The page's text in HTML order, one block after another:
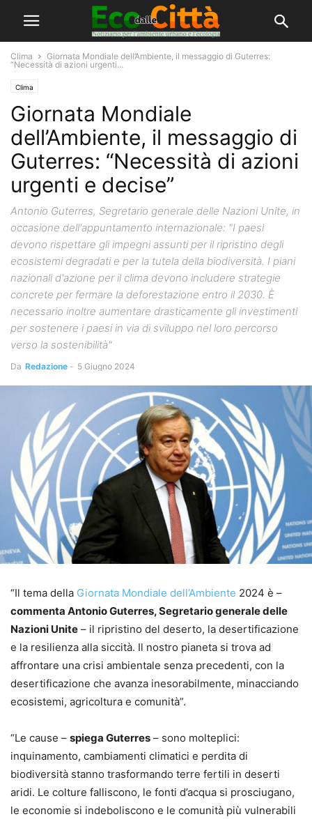
Clima
Giornata Mondiale dell’Ambiente, il messaggio di Guterres:
“Necessità di azioni urgenti...
Clima
Giornata Mondiale
dell’Ambiente, il messaggio di
Guterres: “Necessità di azioni
urgenti e decise”
Antonio Guterres, Segretario generale delle Nazioni Unite, in
occasione dell'appuntamento internazionale: "I paesi
devono rispettare gli impegni assunti per il ripristino degli
ecosistemi degradati e per la tutela della biodiversità. I piani
nazionali d'azione per il clima devono includere strategie
concrete per fermare la deforestazione entro il 2030. È
necessario inoltre aumentare drasticamente gli investimenti
per sostenere i paesi in via di sviluppo nel loro percorso
verso la sostenibilità"
Da Redazione - 5 Giugno 2024
“Il tema della Giornata Mondiale dell’Ambiente 2024 è –
commenta Antonio Guterres, Segretario generale delle
Nazioni Unite – il ripristino del deserto, la desertificazione
e la resilienza alla siccità. Il nostro pianeta si trova ad
affrontare una crisi ambientale senza precedenti, con la
desertificazione che avanza inesorabilmente, minacciando
ecosistemi, agricoltura e comunità”.
“Le cause – spiega Guterres – sono molteplici:
inquinamento, cambiamenti climatici e perdita di
biodiversità stanno trasformando terre fertili in deserti
aridi. Le colture falliscono, le fonti d’acqua si prosciugano,
le economie si indeboliscono e le comunità più vulnerabili